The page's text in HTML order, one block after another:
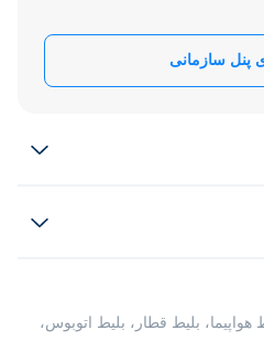
پنل سازمانی
فرصت‌های شغلی
هواپیما، بلیط قطار، بلیط اتوبوس،